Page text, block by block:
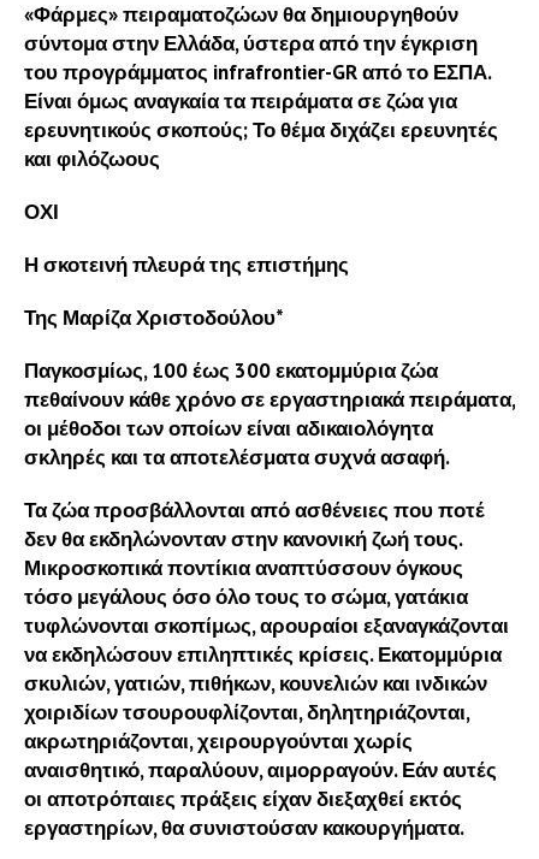
«Φάρμες» πειραματοζώων θα δημιουργηθούν
σύντομα στην Ελλάδα, ύστερα από την έγκριση
του προγράμματος infrafrontier-GR από το ΕΣΠΑ.
Είναι όμως αναγκαία τα πειράματα σε ζώα για
ερευνητικούς σκοπούς; Το θέμα διχάζει ερευνητές
και φιλόζωους
ΟΧΙ
Η σκοτεινή πλευρά της επιστήμης
Της Μαρίζα Χριστοδούλου*
Παγκοσμίως, 100 έως 300 εκατομμύρια ζώα
πεθαίνουν κάθε χρόνο σε εργαστηριακά πειράματα,
οι μέθοδοι των οποίων είναι αδικαιολόγητα
σκληρές και τα αποτελέσματα συχνά ασαφή.
Τα ζώα προσβάλλονται από ασθένειες που ποτέ
δεν θα εκδηλώνονταν στην κανονική ζωή τους.
Μικροσκοπικά ποντίκια αναπτύσσουν όγκους
τόσο μεγάλους όσο όλο τους το σώμα, γατάκια
τυφλώνονται σκοπίμως, αρουραίοι εξαναγκάζονται
να εκδηλώσουν επιληπτικές κρίσεις. Εκατομμύρια
σκυλιών, γατιών, πιθήκων, κουνελιών και ινδικών
χοιριδίων τσουρουφλίζονται, δηλητηριάζονται,
ακρωτηριάζονται, χειρουργούνται χωρίς
αναισθητικό, παραλύουν, αιμορραγούν. Εάν αυτές
οι αποτρόπαιες πράξεις είχαν διεξαχθεί εκτός
εργαστηρίων, θα συνιστούσαν κακουργήματα.